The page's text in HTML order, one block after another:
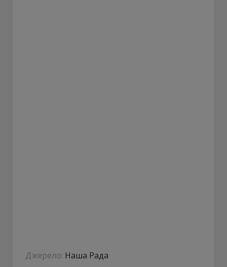
Джерело: Наша Рада